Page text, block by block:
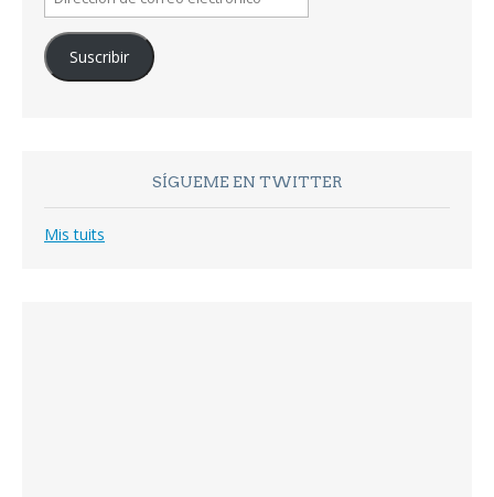
de
correo
electrónico
Suscribir
SÍGUEME EN TWITTER
Mis tuits